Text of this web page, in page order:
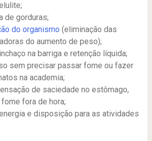
de gorduras;
do organismo (eliminação das
do aumento de peso);
na barriga e retenção líquida;
sem precisar passar fome ou fazer
na academia;
de saciedade no estômago,
fora de hora;
e disposição para as atividades